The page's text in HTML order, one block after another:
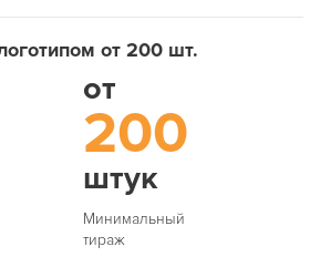
от 200 шт.
от
200
штук
Минимальный
тираж